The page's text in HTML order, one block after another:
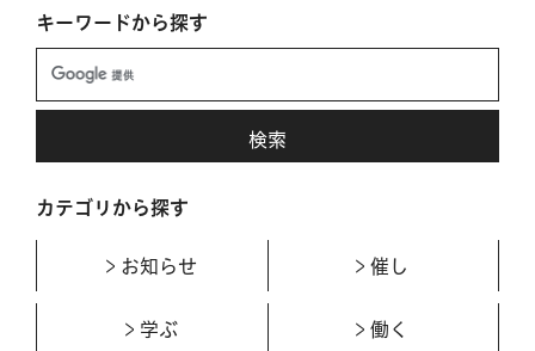
キーワードから探す
カテゴリから探す
お知らせ 催し
学ぶ 働く